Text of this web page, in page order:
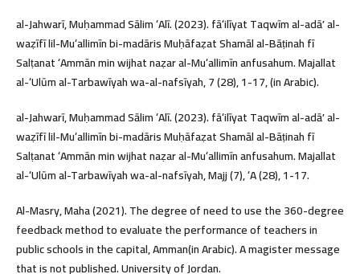
al-Jahwarī, Muḥammad Sālim ʻAlī. (2023). fāʻilīyat Taqwīm al-adāʼ al-
waẓīfī lil-Muʻallimīn bi-madāris Muḥāfaẓat Shamāl al-Bāṭinah fī
Salṭanat ʻAmmān min wijhat naẓar al-Muʻallimīn anfusahum. Majallat
al-ʻUlūm al-Tarbawīyah wa-al-nafsīyah, 7 (28), 1-17, (in Arabic).
al-Jahwarī, Muḥammad Sālim ʻAlī. (2023). fāʻilīyat Taqwīm al-adāʼ al-
waẓīfī lil-Muʻallimīn bi-madāris Muḥāfaẓat Shamāl al-Bāṭinah fī
Salṭanat ʻAmmān min wijhat naẓar al-Muʻallimīn anfusahum. Majallat
al-ʻUlūm al-Tarbawīyah wa-al-nafsīyah, Majj (7), ʻA (28), 1-17.
Al-Masry, Maha (2021). The degree of need to use the 360-degree
feedback method to evaluate the performance of teachers in
public schools in the capital, Amman(in Arabic). A magister message
that is not published. University of Jordan.